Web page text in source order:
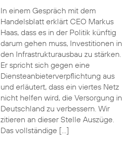
In einem Gespräch mit dem
Handelsblatt erklärt CEO Markus
Haas, dass es in der Politik künftig
darum gehen muss, Investitionen in
den Infrastrukturausbau zu stärken.
Er spricht sich gegen eine
Diensteanbieterverpflichtung aus
und erläutert, dass ein viertes Netz
nicht helfen wird, die Versorgung in
Deutschland zu verbessern. Wir
zitieren an dieser Stelle Auszüge.
Das vollständige […]